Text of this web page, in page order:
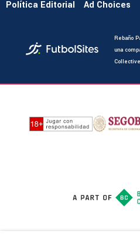
Política Editorial
Ad Choices
Rebaño
una